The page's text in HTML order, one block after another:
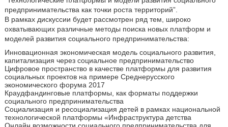
предпринимательства как точки роста территорий”.
В рамках дискуссии будет рассмотрен ряд тем, широко
охватывающих различные методы поиска новых платформ и
моделей развития социального предпринимательства:
Инновационная экономическая модель социального развития,
капитализация через социальное предпринимательство
Цифровое пространство в качестве платформы для развития
социальных проектов на примере Среднерусского
экономического форума 2017
Краудфандинговые платформы, как форматы поддержки
социального предпринимательства
Социализация и ресоциализация детей в рамках национальной
технологической платформы «Инфраструктура детства
Онлайн возможности социального предпринимательства для